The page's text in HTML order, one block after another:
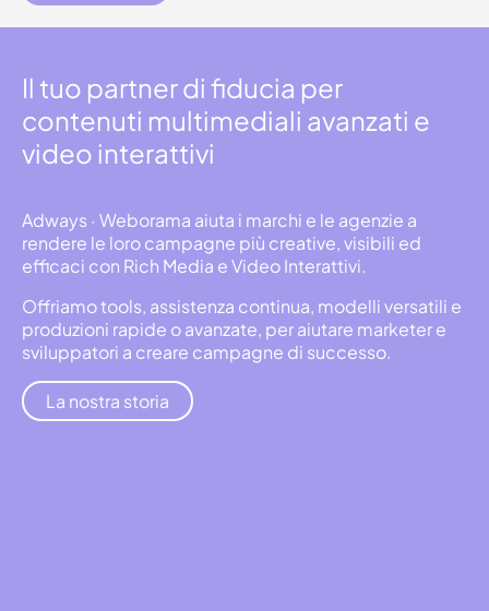
Il tuo partner di fiducia per
contenuti multimediali avanzati e
video interattivi
Adways · Weborama aiuta i marchi e le agenzie a
rendere le loro campagne più creative, visibili ed
efficaci con Rich Media e Video Interattivi.
Offriamo tools, assistenza continua, modelli versatili e
produzioni rapide o avanzate, per aiutare marketer e
sviluppatori a creare campagne di successo.
La nostra storia